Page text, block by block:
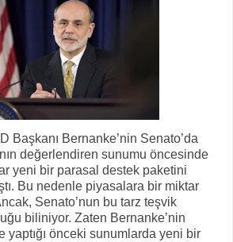
Başkanı Bernanke’nin Senato’da
değerlendiren sunumu öncesinde
yeni bir parasal destek paketini
Bu nedenle piyasalara bir miktar
Senato’nun bu tarz teşvik
biliniyor. Zaten Bernanke’nin
yaptığı önceki sunumlarda yeni bir